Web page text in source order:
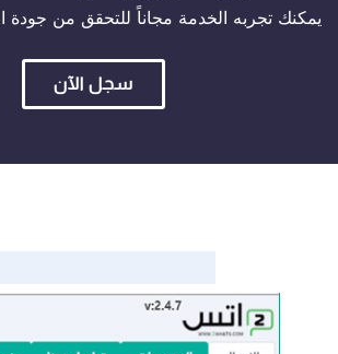
يمكنك تجربه الخدمة مجاناً للتحقق من
سجل الآن